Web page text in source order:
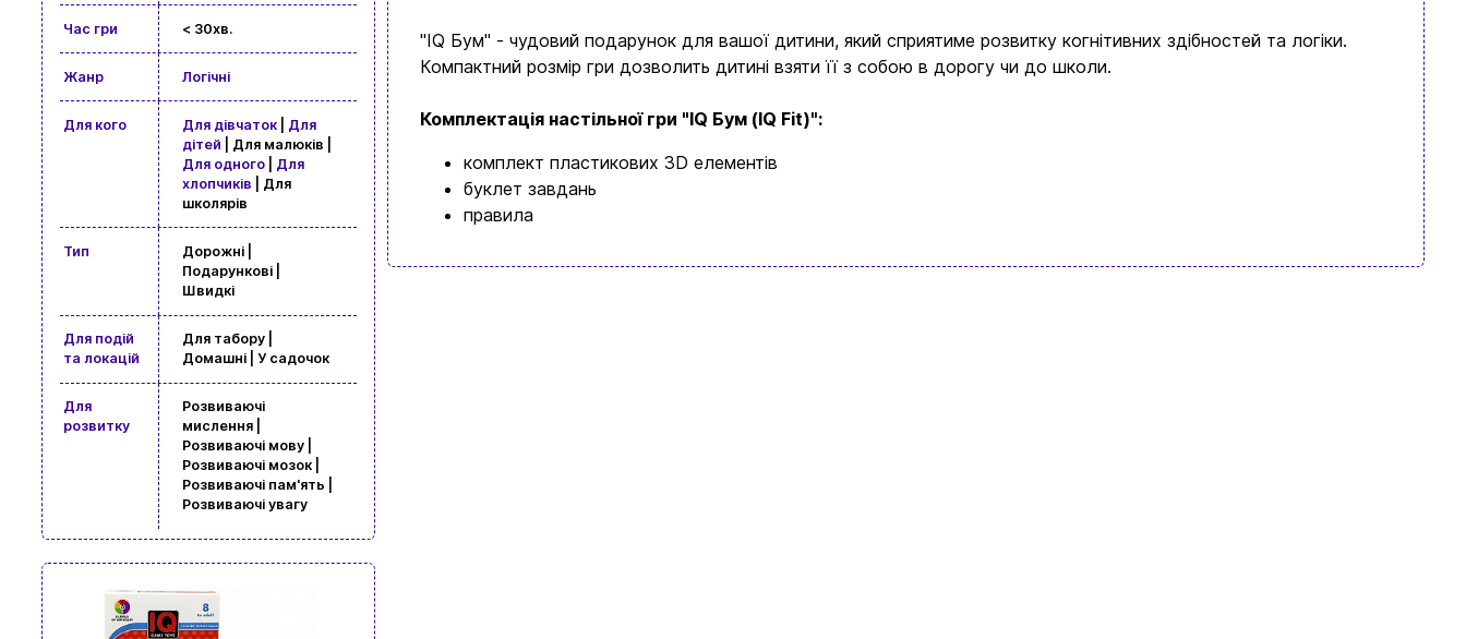
Час гри < 30хв.
Жанр Логічні
Для кого Для дівчаток| Для
дітей | Для малюків |
Для одного| Для
хлопчиків | Для
школярів
Тип
Дорожні |
Подарункові |
Швидкі
Для подій
та локацій
Для табору |
Домашні | У садочок
Для
розвитку
Розвиваючі
мислення |
Розвиваючі мову |
Розвиваючі мозок |
Розвиваючі пам'ять |
Розвиваючі увагу
"IQ Бум" - чудовий подарунок для вашої дитини, який сприятиме розвитку когнітивних здібностей та логіки.
Компактний розмір гри дозволить дитині взяти її з собою в дорогу чи до школи.
Комплектація настільної гри "IQ Бум (IQ Fit)":
комплект пластикових 3D елементів
буклет завдань
правила